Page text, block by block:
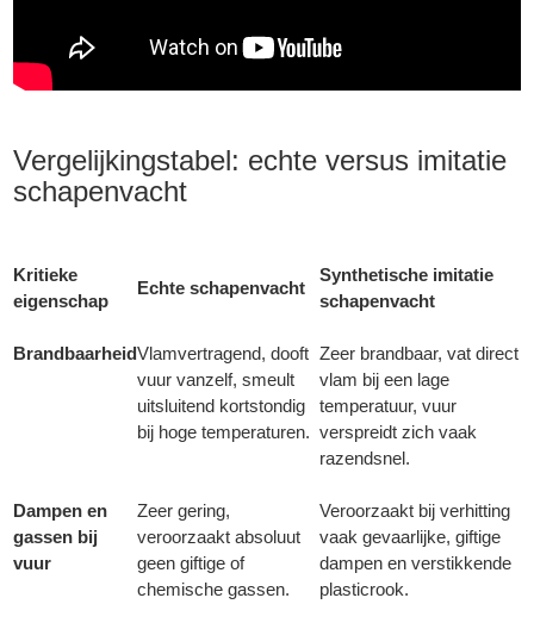
Vergelijkingstabel: echte versus imitatie
schapenvacht
Kritieke
eigenschap
Echte schapenvacht
Synthetische imitatie
schapenvacht
BrandbaarheidVlamvertragend, dooft
vuur vanzelf, smeult
uitsluitend kortstondig
bij hoge temperaturen.
Zeer brandbaar, vat direct
vlam bij een lage
temperatuur, vuur
verspreidt zich vaak
razendsnel.
Dampen en
gassen bij
vuur
Zeer gering,
veroorzaakt absoluut
geen giftige of
chemische gassen.
Veroorzaakt bij verhitting
vaak gevaarlijke, giftige
dampen en verstikkende
plasticrook.